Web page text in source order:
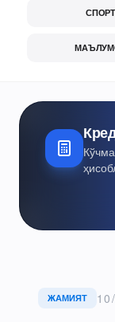
СПОРТ
ЖАМИЯТ